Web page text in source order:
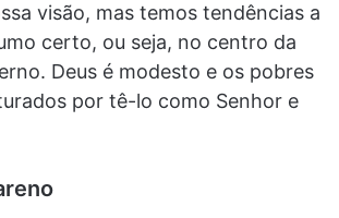
visão, mas temos tendências a
certo, ou seja, no centro da
Deus é modesto e os pobres
por tê-lo como Senhor e